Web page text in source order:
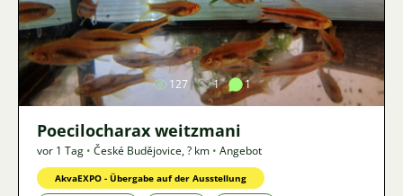
Bild
127 1 1
Poecilocharax weitzmani
vor 1 Tag • České Budějovice,? km • Angebot
AkvaEXPO - Übergabe auf der Ausstellung